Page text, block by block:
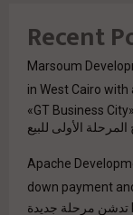
Recent
Marsoum
in West Cairo
جولدن تاون تبدأ أعمال الإنشاءات بمشروع «GT Business City»
الأولى للبيع
Apache
down payment
بعد إعادة هيكلة شاملة.. ERG Developments تدشن مرحلة جديدة